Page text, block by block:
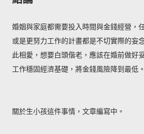
婚姻與家庭都需要投入時間與金錢經營，
或是更努力工作的計畫都是不切實際的妄
此相愛，想要白頭偕老，應該在婚前做好
工作穩固經濟基礎，將金錢風險降到最低。
關於生小孩這件事情，文章編寫中。